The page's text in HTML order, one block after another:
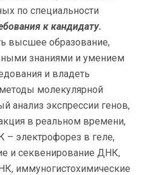
по специальности
к кандидату.
высшее образование,
знаниями и умением
и владеть
молекулярной
анализ экспрессии генов,
в реальном времени,
электрофорез в геле,
и секвенирование ДНК,
иммуногистохимические